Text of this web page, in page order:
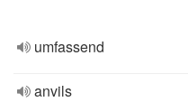
umfassend
anvils